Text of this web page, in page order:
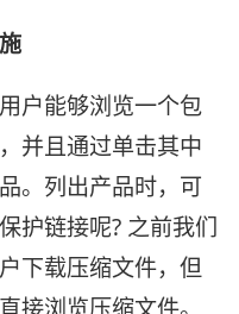
能够浏览一个包
并且通过单击其中
。列出产品时，可
护链接呢? 之前我们
下载压缩文件，但